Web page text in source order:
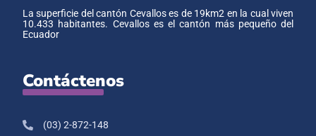
La superficie del cantón Cevallos es de 19km2 en la cual viven
10.433 habitantes. Cevallos es el cantón más pequeño del
Ecuador
Contáctenos
(03) 2-872-148